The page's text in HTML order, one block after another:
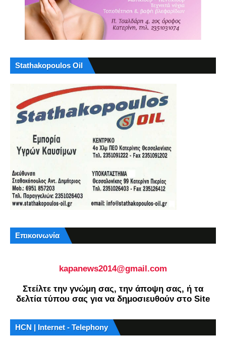
Stathakopoulos Oil
Επικοινωνία
kapanews2014@gmail.com
Στείλτε την γνώμη σας, την άποψη σας, ή τα
δελτία τύπου σας για να δημοσιευθούν στο Site
HCN | Internet - Telephony